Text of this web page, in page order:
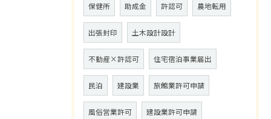
保健所 助成金 許認可 農地転用
出張封印 土木設計設計
不動産×許認可 住宅宿泊事業届出
民泊 建設業 旅館業許可申請
風俗営業許可 建設業許可申請